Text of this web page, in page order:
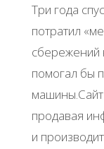
Три года
потратил
сбережений
помогал бы
машины.Сайт
продавая
и